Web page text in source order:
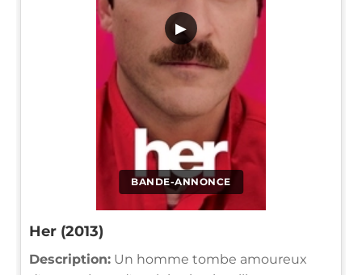
BANDE-ANNONCE
▶
Her (2013)
Description: Un homme tombe amoureux